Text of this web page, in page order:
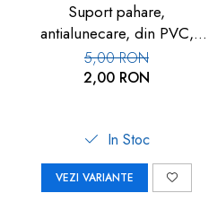
Suport pahare,
antialunecare, din PVC,
multicolor, 5 buc
5,00 RON
2,00 RON
In Stoc
VEZI VARIANTE